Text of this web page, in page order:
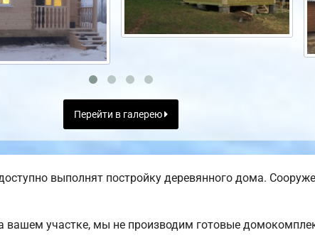
Перейти в галерею
выполнят постройку деревянного дома.
вашем участке, мы не производим готовые